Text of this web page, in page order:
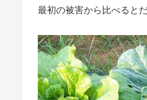
最初の被害から比べると